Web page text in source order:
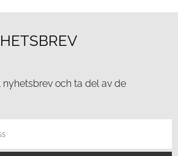
nyhetsbrev och ta del av de